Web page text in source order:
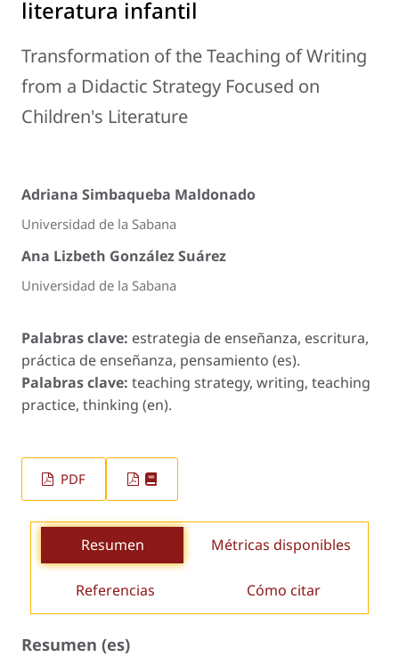
literatura infantil
Transformation of the Teaching of Writing
from a Didactic Strategy Focused on
Children's Literature
Adriana Simbaqueba Maldonado
Universidad de la Sabana
Ana Lizbeth González Suárez
Universidad de la Sabana
Palabras clave: estrategia de enseñanza, escritura,
práctica de enseñanza, pensamiento (es).
Palabras clave: teaching strategy, writing, teaching
practice, thinking (en).
PDF
Resumen Métricas disponibles
Referencias Cómo citar
Resumen (es)